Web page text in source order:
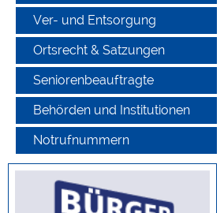
Ver- und Entsorgung
Ortsrecht & Satzungen
Seniorenbeauftragte
Behörden und Institutionen
Notrufnummern